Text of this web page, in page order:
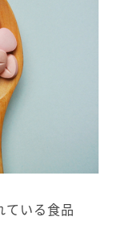
ている食品